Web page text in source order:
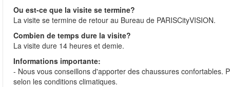
Ou est-ce que la visite se termine?
La visite se termine de retour au Bureau de PARISCityVISION.
Combien de temps dure la visite?
La visite dure 14 heures et demie.
Informations importante:
- Nous vous conseillons d'apporter des chaussures confortables.
selon les conditions climatiques.